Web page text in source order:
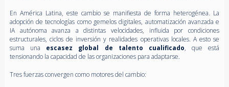
En América Latina, este cambio se manifiesta de forma heterogénea. La
adopción de tecnologías como gemelos digitales, automatización avanzada e
IA autónoma avanza a distintas velocidades, influida por condiciones
estructurales, ciclos de inversión y realidades operativas locales. A esto se
suma una escasez global de talento cualificado, que está
tensionando la capacidad de las organizaciones para adaptarse.
Tres fuerzas convergen como motores del cambio: